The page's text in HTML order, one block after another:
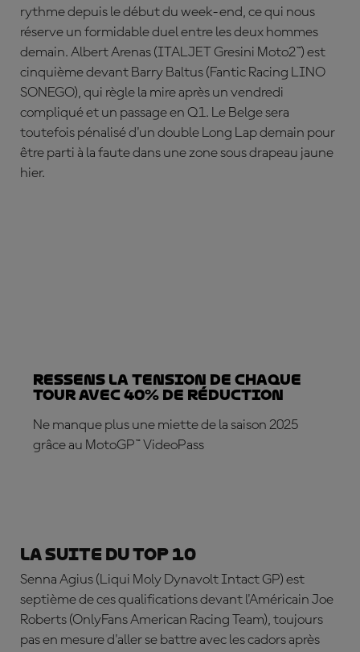
rythme depuis le début du week-end, ce qui nous
réserve un formidable duel entre les deux hommes
demain. Albert Arenas (ITALJET Gresini Moto2™) est
cinquième devant Barry Baltus (Fantic Racing LINO
SONEGO), qui règle la mire après un vendredi
compliqué et un passage en Q1. Le Belge sera
toutefois pénalisé d'un double Long Lap demain pour
être parti à la faute dans une zone sous drapeau jaune
hier.
Ressens la tension de chaque
tour avec 40% de réduction
Ne manque plus une miette de la saison 2025
grâce au MotoGP™ VideoPass
La suite du top 10
Senna Agius (Liqui Moly Dynavolt Intact GP) est
septième de ces qualifications devant l'Américain Joe
Roberts (OnlyFans American Racing Team), toujours
pas en mesure d'aller se battre avec les cadors après